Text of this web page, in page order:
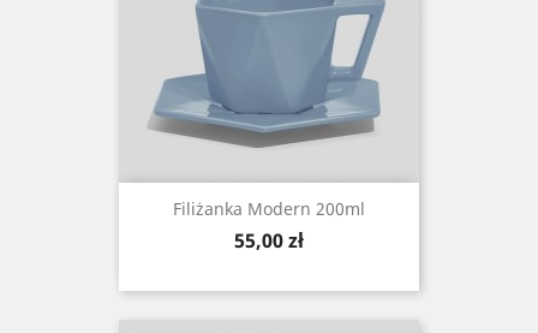
Filiżanka Modern 200ml
Cena
55,00 zł